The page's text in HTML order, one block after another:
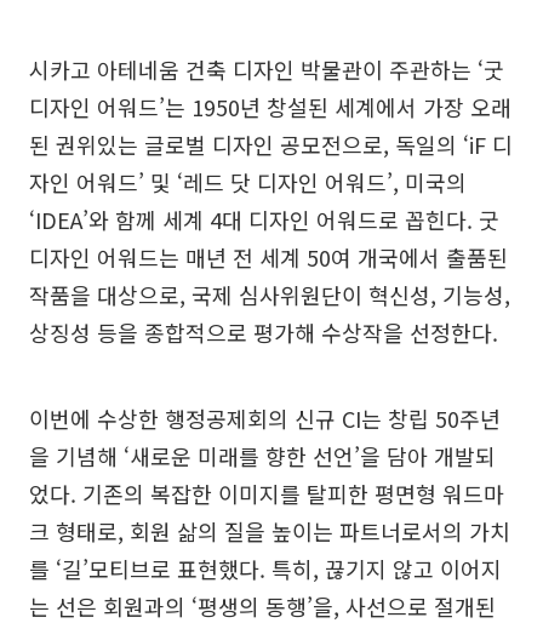
시카고 아테네움 건축 디자인 박물관이 주관하는 ‘굿
디자인 어워드’는 1950년 창설된 세계에서 가장 오래
된 권위있는 글로벌 디자인 공모전으로, 독일의 ‘iF 디
자인 어워드’ 및 ‘레드 닷 디자인 어워드’, 미국의
‘IDEA’와 함께 세계 4대 디자인 어워드로 꼽힌다. 굿
디자인 어워드는 매년 전 세계 50여 개국에서 출품된
작품을 대상으로, 국제 심사위원단이 혁신성, 기능성,
상징성 등을 종합적으로 평가해 수상작을 선정한다.
이번에 수상한 행정공제회의 신규 CI는 창립 50주년
을 기념해 ‘새로운 미래를 향한 선언’을 담아 개발되
었다. 기존의 복잡한 이미지를 탈피한 평면형 워드마
크 형태로, 회원 삶의 질을 높이는 파트너로서의 가치
를 ‘길’모티브로 표현했다. 특히, 끊기지 않고 이어지
는 선은 회원과의 ‘평생의 동행’을, 사선으로 절개된